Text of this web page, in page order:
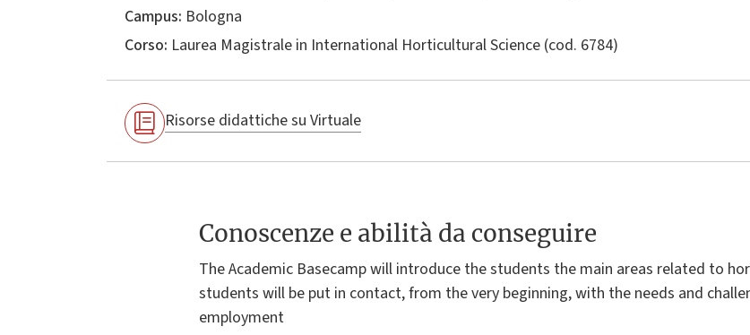
Campus: Bologna
Corso: Laurea Magistrale in International Horticultural Science (cod. 6784)
Risorse didattiche su Virtuale
Conoscenze e abilità da conseguire
The Academic Basecamp will introduce the students the main areas related to
students will be put in contact, from the very beginning, with the needs and
employment